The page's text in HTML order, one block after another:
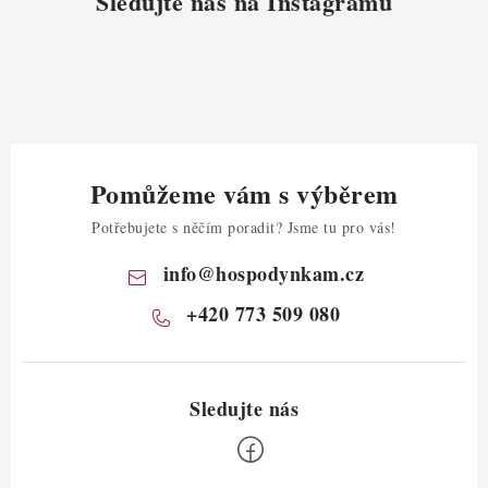
Pomůžeme vám s výběrem
Potřebujete s něčím poradit? Jsme tu pro vás!
info@hospodynkam.cz
+420 773 509 080